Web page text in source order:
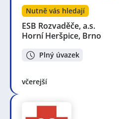
Nutně vás hledají
ESB Rozvaděče, a.s.
Horní Heršpice, Brno
Plný úvazek
včerejší